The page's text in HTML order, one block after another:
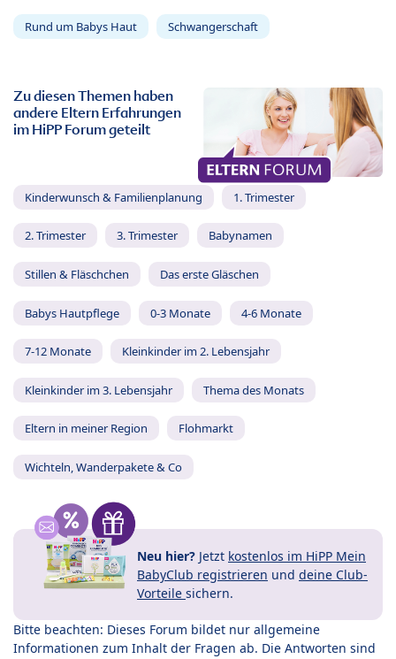
Rund um Babys Haut Schwangerschaft
Zu diesen Themen haben
andere Eltern Erfahrungen
im HiPP Forum geteilt
Kinderwunsch & Familienplanung 1. Trimester
2. Trimester 3. Trimester Babynamen
Stillen & Fläschchen Das erste Gläschen
Babys Hautpflege 0-3 Monate 4-6 Monate
7-12 Monate Kleinkinder im 2. Lebensjahr
Kleinkinder im 3. Lebensjahr Thema des Monats
Eltern in meiner Region Flohmarkt
Wichteln, Wanderpakete & Co
Neu hier? Jetzt kostenlos im HiPP Mein
BabyClub registrieren und deine Club-
Vorteile sichern.
Bitte beachten: Dieses Forum bildet nur allgemeine
Informationen zum Inhalt der Fragen ab. Die Antworten sind